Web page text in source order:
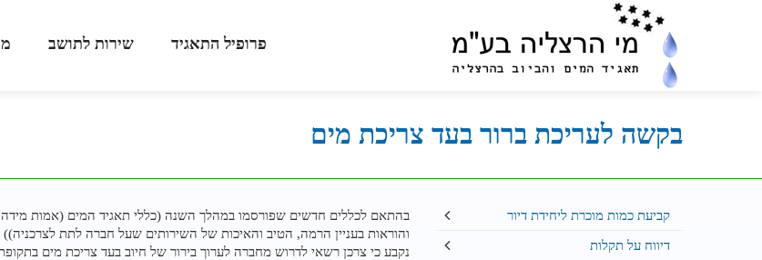
פרופיל התאגיד שירות לתושב
בקשה לעריכת ברור בעד צריכת מים
קביעת כמות מוכרת ליחידת דיור
דיווח על תקלות
בהתאם לכללים חדשים שפורסמו במהלך השנה (כללי תאגיד המים (אמות מידה
והוראות בעניין הרמה, הטיב והאיכות של השירותים שעל חברה לתת לצרכניה))
נקבע כי צרכן רשאי לדרוש מחברה לערוך בירור של חיוב בעד צריכת מים